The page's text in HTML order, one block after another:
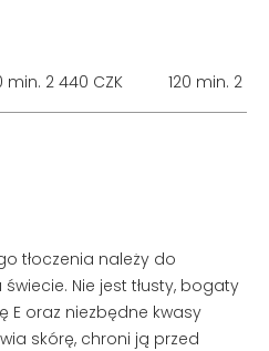
min. 2 440 CZK 120 min. 2
tłoczenia należy do
Nie jest tłusty, bogaty
E oraz niezbędne kwasy
skórę, chroni ją przed